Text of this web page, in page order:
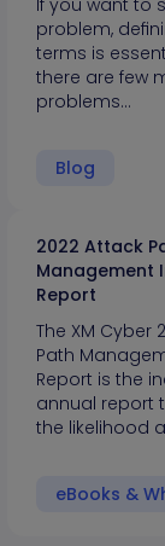
If you want to
problem,
terms is
there are few
problems…
Blog
2022 Attack
Management
Report
The XM Cyber
Path
Report is the
annual report
the likelihood
eBooks &